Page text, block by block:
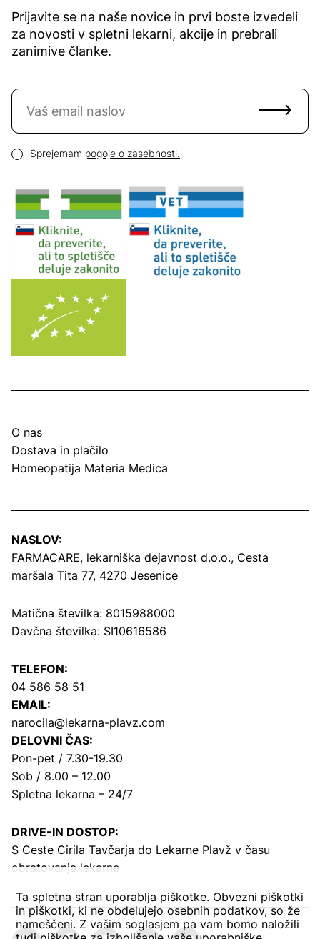
Prijavite se na naše novice in prvi boste izvedeli
za novosti v spletni lekarni, akcije in prebrali
zanimive članke.
Naročite se na novice
Pogoji zasebnosti
Sprejemam pogoje o zasebnosti.
O nas
Dostava in plačilo
Homeopatija Materia Medica
NASLOV:
FARMACARE, lekarniška dejavnost d.o.o., Cesta
maršala Tita 77, 4270 Jesenice
Matična številka: 8015988000
Davčna številka: SI10616586
TELEFON:
04 586 58 51
EMAIL:
narocila@lekarna-plavz.com
DELOVNI ČAS:
Pon-pet / 7.30-19.30
Sob / 8.00 – 12.00
Spletna lekarna – 24/7
DRIVE-IN DOSTOP:
S Ceste Cirila Tavčarja do Lekarne Plavž v času
obratovanja lekarne
Ta spletna stran uporablja piškotke. Obvezni piškotki
in piškotki, ki ne obdelujejo osebnih podatkov, so že
nameščeni. Z vašim soglasjem pa vam bomo naložili